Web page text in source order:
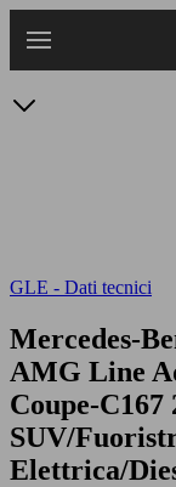
GLE - Dati tecnici
Mercedes-
AMG Line
Coupe-C167
SUV/
Elettrica/